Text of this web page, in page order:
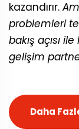
kazandırır.
problemleri
bakış açısı
gelişim
Daha